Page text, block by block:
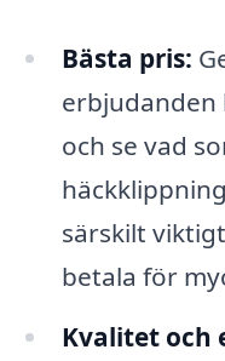
Bästa pris:
erbjudanden
och se vad
särskilt
betala för
Kvalitet och